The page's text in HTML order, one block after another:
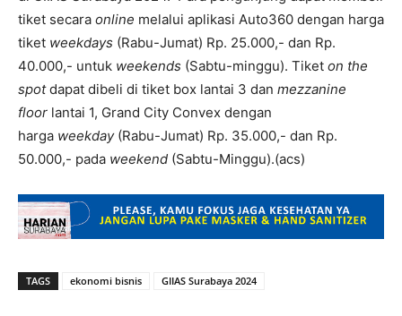
tiket secara online melalui aplikasi Auto360 dengan harga
tiket weekdays (Rabu-Jumat) Rp. 25.000,- dan Rp.
40.000,- untuk weekends (Sabtu-minggu). Tiket on the
spotdapat dibeli di tiket box lantai 3 dan mezzanine
floor lantai 1, Grand City Convex dengan
harga weekday(Rabu-Jumat) Rp. 35.000,- dan Rp.
50.000,- pada weekend (Sabtu-Minggu).(acs)
TAGS ekonomi bisnis GIIAS Surabaya 2024